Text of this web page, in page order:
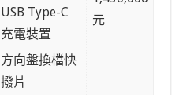
USB Type-C
充電裝置
方向盤換檔快
撥片
元